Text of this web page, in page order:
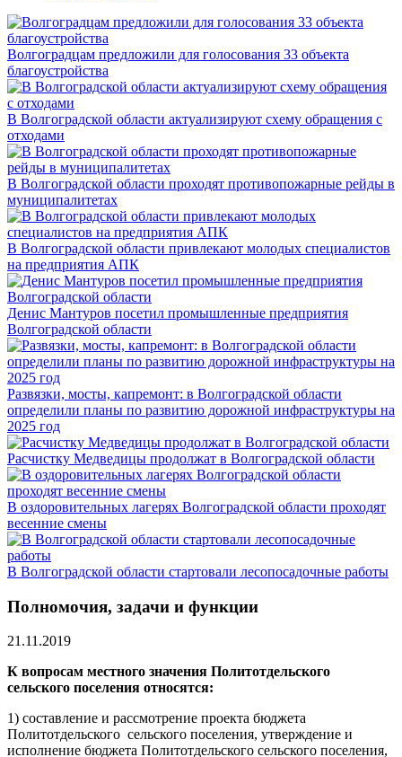
Волгоградцам предложили для голосования 33 объекта
благоустройства
В Волгоградской области актуализируют схему обращения с
отходами
В Волгоградской области проходят противопожарные рейды в
муниципалитетах
В Волгоградской области привлекают молодых специалистов
на предприятия АПК
Денис Мантуров посетил промышленные предприятия
Волгоградской области
Развязки, мосты, капремонт: в Волгоградской области
определили планы по развитию дорожной инфраструктуры на
2025 год
Расчистку Медведицы продолжат в Волгоградской области
В оздоровительных лагерях Волгоградской области проходят
весенние смены
В Волгоградской области стартовали лесопосадочные работы
Полномочия, задачи и функции
21.11.2019
К вопросам местного значения Политотдельского
сельского поселения относятся:
1) составление и рассмотрение проекта бюджета
Политотдельского сельского поселения, утверждение и
исполнение бюджета Политотдельского сельского поселения,